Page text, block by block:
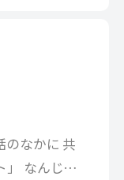
のなかに 共
」 なんじゃ